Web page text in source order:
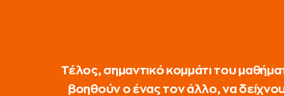
Τέλος, σημαντικό κομμάτι του
βοηθούν ο ένας τον άλλο, να